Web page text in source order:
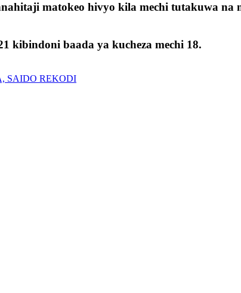
matokeo hivyo kila mechi tutakuwa
kibindoni baada ya kucheza mechi 18.
SAIDO REKODI